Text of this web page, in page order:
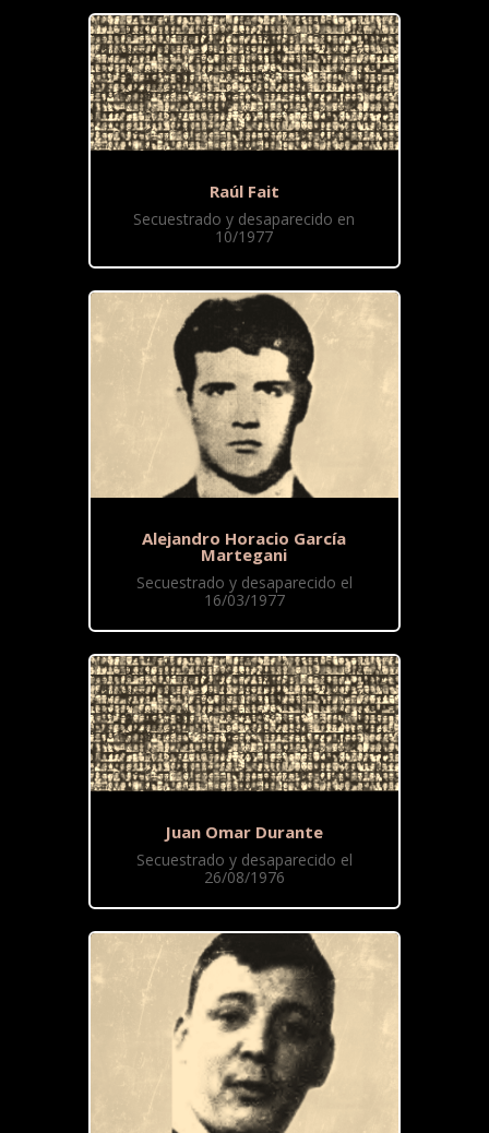
Raúl Fait
Secuestrado y desaparecido en
10/1977
Alejandro Horacio García
Martegani
Secuestrado y desaparecido el
16/03/1977
Juan Omar Durante
Secuestrado y desaparecido el
26/08/1976